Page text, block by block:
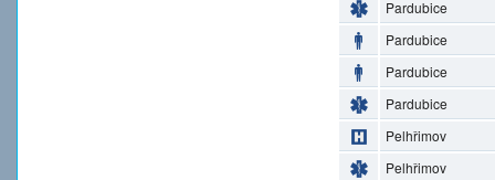
Pardubice
Pardubice
Pardubice
Pardubice
Pelhřimov
Pelhřimov